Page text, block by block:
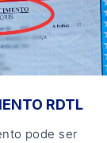
RDTL
pode ser